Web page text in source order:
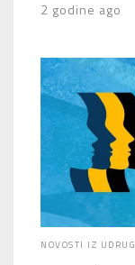
2 godine ago
NOVOSTI IZ